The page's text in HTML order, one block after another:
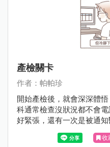
產檢關卡
作者：帕帕珍
開始產檢後，就會深深體
科通常檢查沒狀況都不會
好緊張，還有一次是被通
啊！）現在網路太方便，
場的檢查報告 （通常第一收